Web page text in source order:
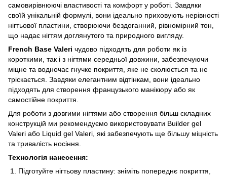
самовирівнюючі властивості та комфорт у роботі. Завдяки
своїй унікальній формулі, вони ідеально приховують нерівності
нігтьової пластини, створюючи бездоганний, рівномірний тон,
що надає нігтям доглянутого та природного вигляду.
French Base Valeri чудово підходять для роботи як із
короткими, так і з нігтями середньої довжини, забезпечуючи
міцне та водночас гнучке покриття, яке не сколюється та не
тріскається. Завдяки елегантним відтінкам, вони ідеально
підходять для створення французького манікюру або як
самостійне покриття.
Для роботи з довгими нігтями або створення більш складних
конструкцій ми рекомендуємо використовувати Builder gel
Valeri або Liquid gel Valeri, які забезпечують ще більшу міцність
та тривалість носіння.
Технологія нанесення:
1. Підготуйте нігтьову пластину: зніміть попереднє покриття,